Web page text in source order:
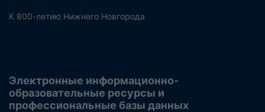
К 800-летию Нижнего Новгорода
Электронные информационно-
образовательные ресурсы и
профессиональные базы данных